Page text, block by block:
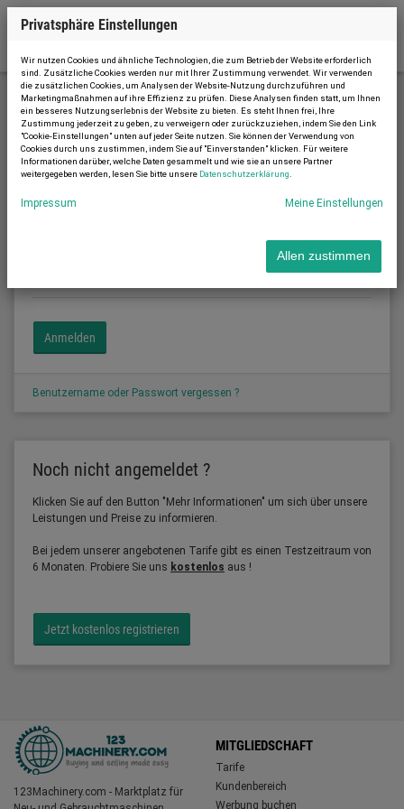
Kundenbereich
Kundenbereich
Benutzername:
Benutzername oder Passwort vergessen ?
Noch nicht angemeldet ?
Klicken Sie auf den Button "Mehr Informationen" um sich über unsere
Leistungen und Preise zu informieren.
Bei jedem unserer angebotenen Tarife gibt es einen Testzeitraum von
6 Monaten. Probiere Sie uns kostenlos aus !
Jetzt kostenlos registrieren
123Machinery.com - Marktplatz für
MITGLIEDSCHAFT
Tarife
Kundenbereich
Werbung buchen
Privatsphäre Einstellungen
Wir nutzen Cookies und ähnliche Technologien, die zum Betrieb der Website erforderlich
sind. Zusätzliche Cookies werden nur mit Ihrer Zustimmung verwendet. Wir verwenden
die zusätzlichen Cookies, um Analysen der Website-Nutzung durchzuführen und
Marketingmaßnahmen auf ihre Effizienz zu prüfen. Diese Analysen finden statt, um Ihnen
ein besseres Nutzungserlebnis der Website zu bieten. Es steht Ihnen frei, Ihre
Zustimmung jederzeit zu geben, zu verweigern oder zurückzuziehen, indem Sie den Link
"Cookie-Einstellungen" unten auf jeder Seite nutzen. Sie können der Verwendung von
Cookies durch uns zustimmen, indem Sie auf "Einverstanden" klicken. Für weitere
Informationen darüber, welche Daten gesammelt und wie sie an unsere Partner
weitergegeben werden, lesen Sie bitte unsere Datenschutzerklärung
Impressum Meine Einstellungen
Allen zustimmen